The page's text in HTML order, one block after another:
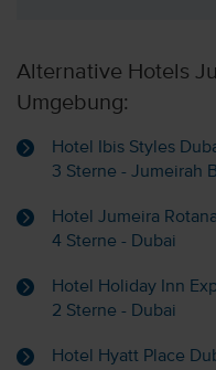
Alternative Hotels
Umgebung:
Hotel Ibis Styles
3 Sterne - Jumeirah
Hotel Jumeira
4 Sterne - Dubai
Hotel Holiday Inn
2 Sterne - Dubai
Hotel Hyatt Place